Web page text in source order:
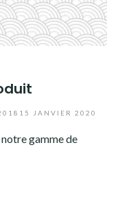
15 JANVIER 2020
gamme de